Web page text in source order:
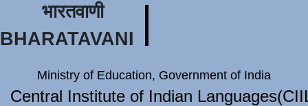
भारतवाणी
BHARATAVANI
Ministry of Education, Government of India
Central Institute of Indian